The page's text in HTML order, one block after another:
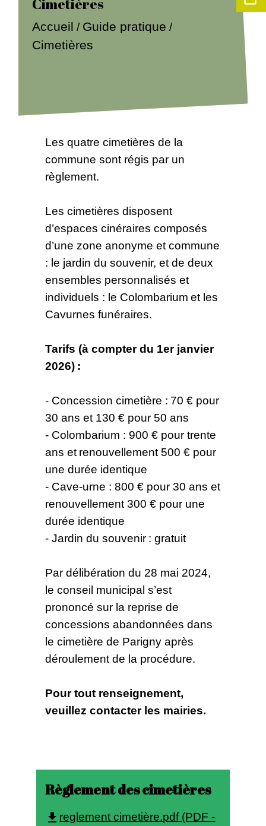
Cimetières
Accueil / Guide pratique /
Cimetières
Les quatre cimetières de la
commune sont régis par un
règlement.
Les cimetières disposent
d’espaces cinéraires composés
d’une zone anonyme et commune
: le jardin du souvenir, et de deux
ensembles personnalisés et
individuels : le Colombarium et les
Cavurnes funéraires.
Tarifs (à compter du 1er janvier
2026) :
- Concession cimetière : 70 € pour
30 ans et 130 € pour 50 ans
- Colombarium : 900 € pour trente
ans et renouvellement 500 € pour
une durée identique
- Cave-urne : 800 € pour 30 ans et
renouvellement 300 € pour une
durée identique
- Jardin du souvenir : gratuit
Par délibération du 28 mai 2024,
le conseil municipal s’est
prononcé sur la reprise de
concessions abandonnées dans
le cimetière de Parigny après
déroulement de la procédure.
Pour tout renseignement,
veuillez contacter les mairies.
Règlement des cimetières
file_downloadreglement cimetière.pdf (PDF -